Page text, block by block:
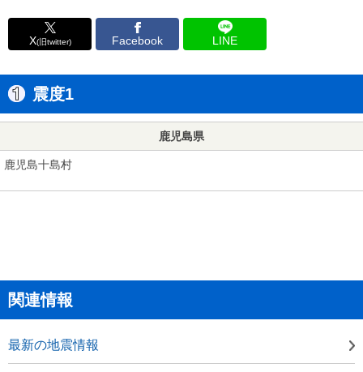
X(旧twitter) Facebook LINE
震度1
鹿児島県
鹿児島十島村
関連情報
最新の地震情報